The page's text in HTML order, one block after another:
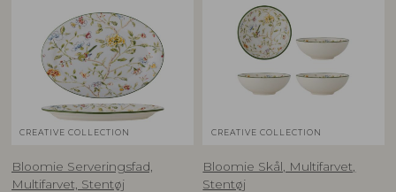
CREATIVE COLLECTION
Bloomie Serveringsfad,
Multifarvet, Stentøj
CREATIVE COLLECTION
Bloomie Skål, Multifarvet,
Stentøj